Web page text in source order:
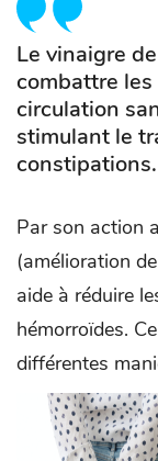
Le vinaigre
combattre
circulation
stimulant le
constipations.
Par son action
(amélioration
aide à réduire
hémorroïdes.
différentes